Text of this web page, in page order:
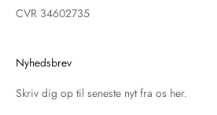
CVR 34602735
Nyhedsbrev
Skriv dig op til seneste nyt fra os her.